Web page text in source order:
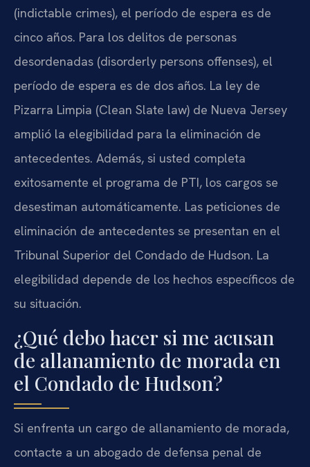
(indictable crimes), el período de espera es de
cinco años. Para los delitos de personas
desordenadas (disorderly persons offenses), el
período de espera es de dos años. La ley de
Pizarra Limpia (Clean Slate law) de Nueva Jersey
amplió la elegibilidad para la eliminación de
antecedentes. Además, si usted completa
exitosamente el programa de PTI, los cargos se
desestiman automáticamente. Las peticiones de
eliminación de antecedentes se presentan en el
Tribunal Superior del Condado de Hudson. La
elegibilidad depende de los hechos específicos de
su situación.
¿Qué debo hacer si me acusan
de allanamiento de morada en
el Condado de Hudson?
Si enfrenta un cargo de allanamiento de morada,
contacte a un abogado de defensa penal de